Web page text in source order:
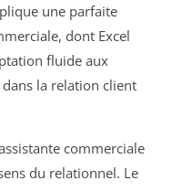
une parfaite
dont Excel
fluide aux
la relation client
commerciale
du relationnel. Le